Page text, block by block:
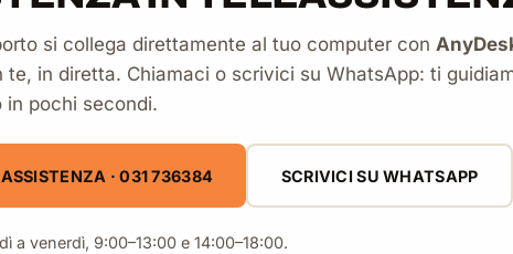
si collega direttamente al tuo computer con
te, in diretta. Chiamaci o scrivici su WhatsApp: ti
in pochi secondi.
· 031 736384 SCRIVICI SU WHATSAPP
a venerdì, 9:00–13:00 e 14:00–18:00.